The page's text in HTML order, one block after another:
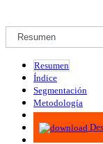
Resumen
Índice
Segmentación
Metodología
Infografías